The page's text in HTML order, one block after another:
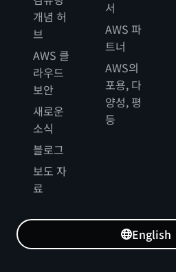
개념 허
브
AWS 클
라우드
보안
새로운
소식
블로그
보도 자
료
서
AWS 파
트너
AWS의
포용, 다
양성, 평
등
English